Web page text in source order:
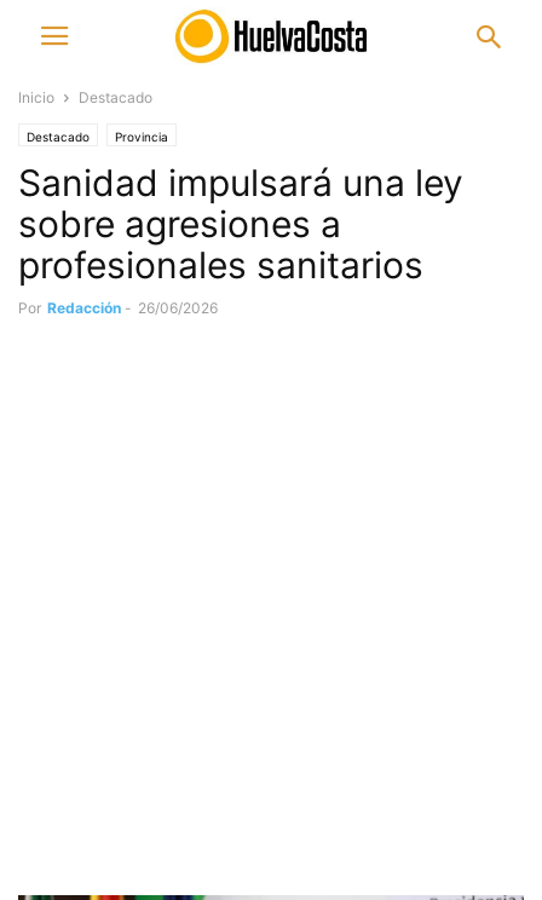
Inicio Destacado
Destacado Provincia
Sanidad impulsará una ley
sobre agresiones a
profesionales sanitarios
Por Redacción - 26/06/2026